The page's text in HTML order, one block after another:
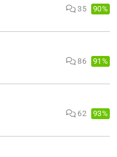
35 90%
86 91%
62 93%